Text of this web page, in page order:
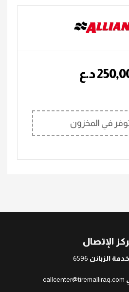
؜د.؜ع
في المخزون
الإتصال
الزبائن 6596
callcenter@tiremalliraq.com